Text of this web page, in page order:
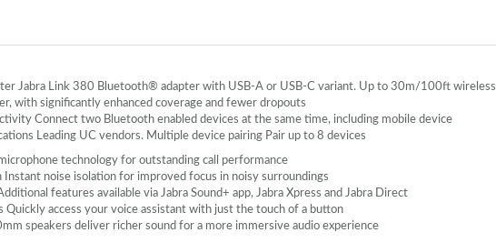
Jabra Link 380 Bluetooth® adapter with USB-A or USB-C variant. Up to 30m/100ft wireless
with significantly enhanced coverage and fewer dropouts
Connect two Bluetooth enabled devices at the same time, including mobile device
Leading UC vendors. Multiple device pairing Pair up to 8 devices
technology for outstanding call performance
Instant noise isolation for improved focus in noisy surroundings
features available via Jabra Sound+ app, Jabra Xpress and Jabra Direct
Quickly access your voice assistant with just the touch of a button
speakers deliver richer sound for a more immersive audio experience